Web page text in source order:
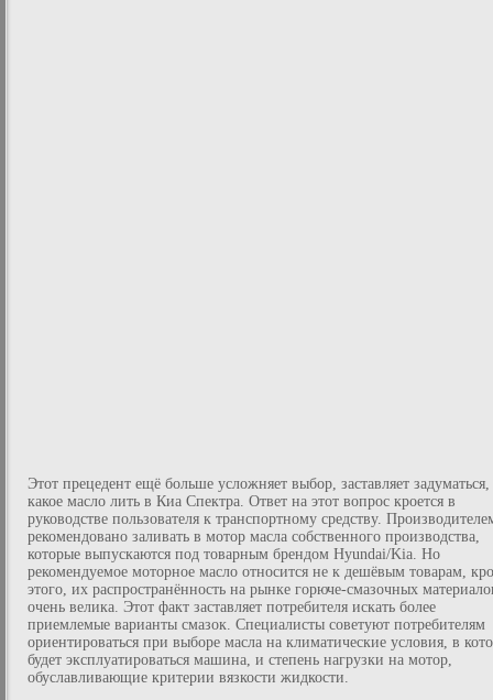
Этот прецедент ещё больше усложняет выбор, заставляет задуматься,
какое масло лить в Киа Спектра. Ответ на этот вопрос кроется в
руководстве пользователя к транспортному средству.
рекомендовано заливать в мотор масла собственного производства,
которые выпускаются под товарным брендом Hyundai/Kia. Но
рекомендуемое моторное масло относится не к дешёвым товарам,
этого, их распространённость на рынке горюче-смазочных
очень велика. Этот факт заставляет потребителя искать более
приемлемые варианты смазок. Специалисты советуют потребителям
ориентироваться при выборе масла на климатические условия, в
будет эксплуатироваться машина, и степень нагрузки на мотор,
обуславливающие критерии вязкости жидкости.